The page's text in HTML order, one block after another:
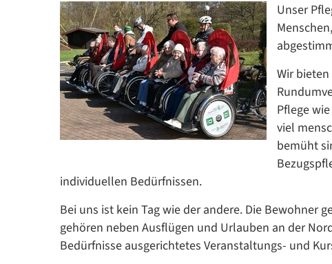
Unser
Wir
Pflege
viel
bemüht
individuellen Bedürfnissen.
Bei uns ist kein Tag wie der andere. Die Bewohner
gehören neben Ausflügen und Urlauben an der
Bedürfnisse ausgerichtetes Veranstaltungs- und